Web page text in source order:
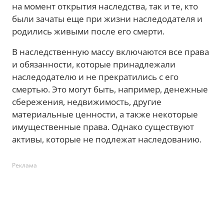
на момент открытия наследства, так и те, кто
были зачаты еще при жизни наследодателя и
родились живыми после его смерти.
В наследственную массу включаются все права
и обязанности, которые принадлежали
наследодателю и не прекратились с его
смертью. Это могут быть, например, денежные
сбережения, недвижимость, другие
материальные ценности, а также некоторые
имущественные права. Однако существуют
активы, которые не подлежат наследованию.
Реклама